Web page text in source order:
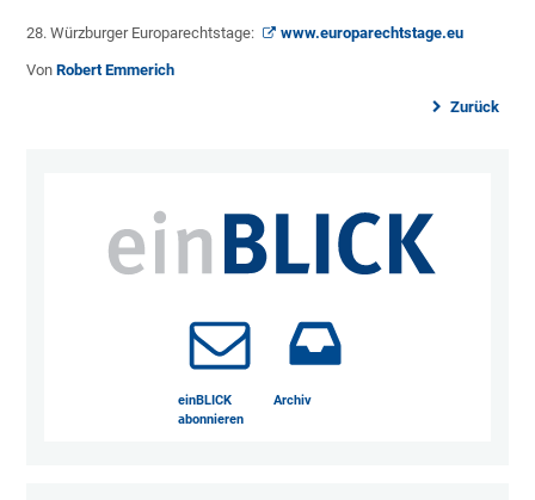
28. Würzburger Europarechtstage: www.europarechtstage.eu
VonRobert Emmerich
Zurück
einBLICK
abonnieren
Archiv